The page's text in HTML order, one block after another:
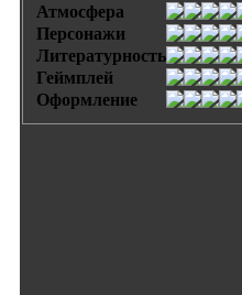
Атмосфера
Персонажи
Литературность
Геймплей
Оформление